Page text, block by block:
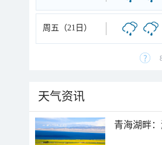
周五（21日）
天气资讯
青海湖畔